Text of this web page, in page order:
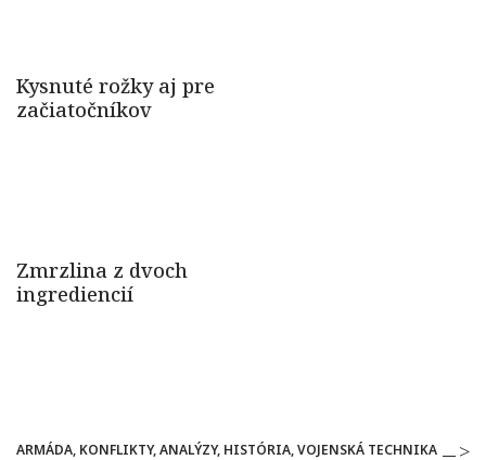
ARMÁDA, KONFLIKTY, ANALÝZY, HISTÓRIA, VOJENSKÁ TECHNIKA